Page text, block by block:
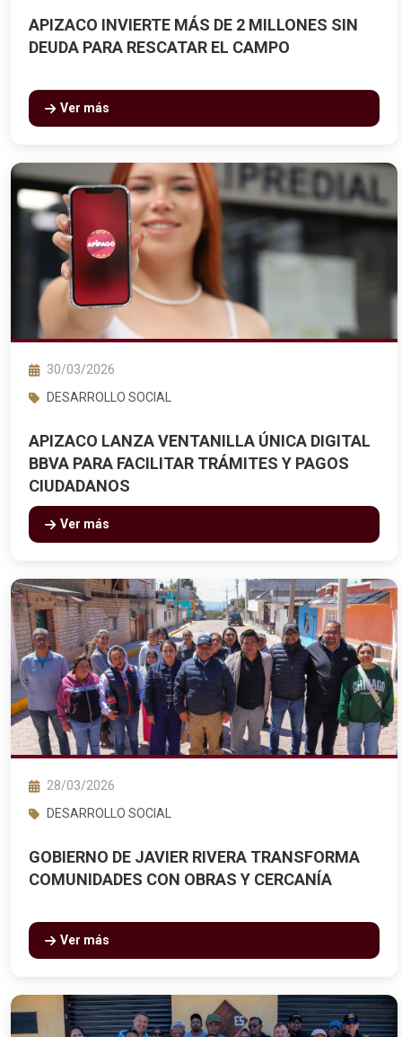
APIZACO INVIERTE MÁS DE 2 MILLONES SIN
DEUDA PARA RESCATAR EL CAMPO
Ver más
30/03/2026
DESARROLLO SOCIAL
APIZACO LANZA VENTANILLA ÚNICA DIGITAL
BBVA PARA FACILITAR TRÁMITES Y PAGOS
CIUDADANOS
Ver más
28/03/2026
DESARROLLO SOCIAL
GOBIERNO DE JAVIER RIVERA TRANSFORMA
COMUNIDADES CON OBRAS Y CERCANÍA
Ver más